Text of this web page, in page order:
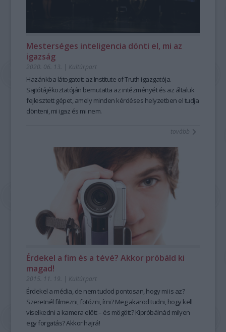
Mesterséges inteligencia dönti el, mi az
igazság
2020. 06. 13. | Kultúrpart
Hazánkba látogatott az Institute of Truth igazgatója.
Sajtótájékoztatóján bemutatta az intézményét és az általuk
fejlesztett gépet, amely minden kérdéses helyzetben el tudja
dönteni, mi igaz és mi nem.
tovább
Érdekel a fim és a tévé? Akkor próbáld ki
magad!
2015. 11. 19. | Kultúrpart
Érdekel a média, de nem tudod pontosan, hogy mi is az?
Szeretnél filmezni, fotózni, írni?Meg akarod tudni, hogy kell
viselkedni a kamera előtt – és mögött?Kipróbálnád milyen
egy forgatás?Akkor hajrá!